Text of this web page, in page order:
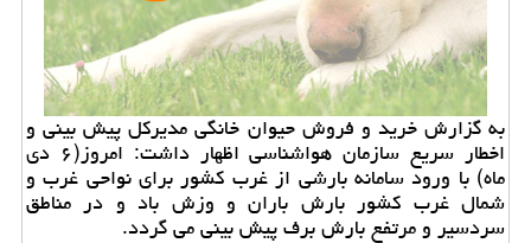
به گزارش خرید و فروش حیوان خانگی مدیركل پیش بینی و
اخطار سریع سازمان هواشناسی اظهار داشت: امروز(۶ دی
ماه) با ورود سامانه بارشی از غرب كشور برای نواحی غرب و
شمال غرب كشور بارش باران و وزش باد و در مناطق
سردسیر و مرتفع بارش برف پیش بینی می گردد.